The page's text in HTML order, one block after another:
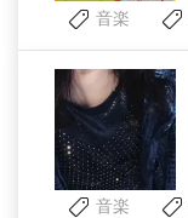
音楽
音楽